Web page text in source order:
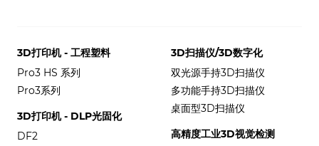
3D打印机 - 工程塑料
Pro3 HS 系列
Pro3系列
3D打印机 - DLP光固化
DF2
3D扫描仪/3D数字化
双光源手持3D扫描仪
多功能手持3D扫描仪
桌面型3D扫描仪
高精度工业3D视觉检测